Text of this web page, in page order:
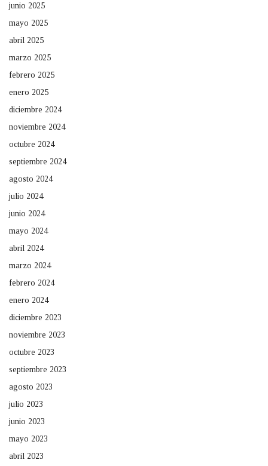
junio 2025
mayo 2025
abril 2025
marzo 2025
febrero 2025
enero 2025
diciembre 2024
noviembre 2024
octubre 2024
septiembre 2024
agosto 2024
julio 2024
junio 2024
mayo 2024
abril 2024
marzo 2024
febrero 2024
enero 2024
diciembre 2023
noviembre 2023
octubre 2023
septiembre 2023
agosto 2023
julio 2023
junio 2023
mayo 2023
abril 2023